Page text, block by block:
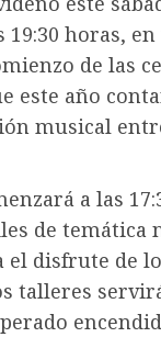
19:30 horas,
de las
este año
musical
a las
de temática
el disfrute de
talleres